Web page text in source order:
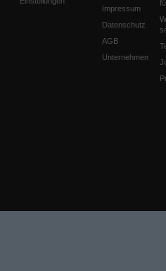
Impressum
Datenschutz
AGB
Unternehmen